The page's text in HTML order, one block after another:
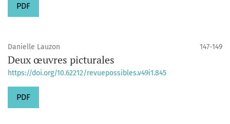
PDF
Danielle Lauzon 147-149
Deux œuvres picturales
https://doi.org/10.62212/revuepossibles.v49i1.845
PDF